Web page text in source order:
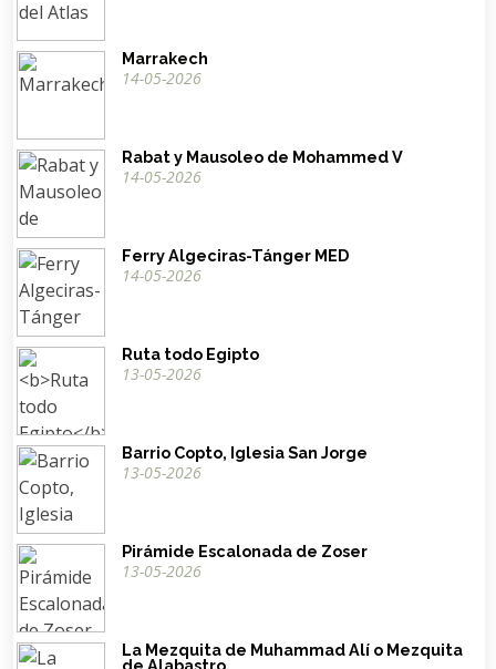
Marrakech
14-05-2026
Rabat y Mausoleo de Mohammed V
14-05-2026
Ferry Algeciras-Tánger MED
14-05-2026
Ruta todo Egipto
13-05-2026
Barrio Copto, Iglesia San Jorge
13-05-2026
Pirámide Escalonada de Zoser
13-05-2026
La Mezquita de Muhammad Alí o Mezquita
de Alabastro